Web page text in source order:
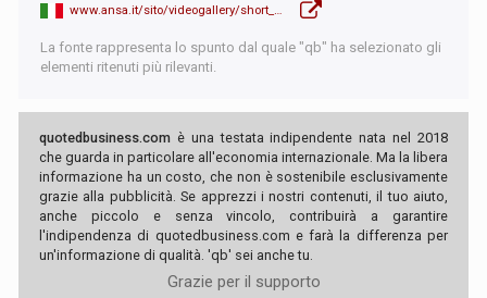
www.ansa.it/sito/videogallery/short_video/2026/02/02/draghi-lordine-globale-ormai-e-defunto-leuropa-sia-federale_a4515efe-982e-4a90-aaa6-79b5bce0917d.html
La fonte rappresenta lo spunto dal quale "qb" ha selezionato gli
elementi ritenuti più rilevanti.
quotedbusiness.com è una testata indipendente nata nel 2018
che guarda in particolare all'economia internazionale. Ma la libera
informazione ha un costo, che non è sostenibile esclusivamente
grazie alla pubblicità. Se apprezzi i nostri contenuti, il tuo aiuto,
anche piccolo e senza vincolo, contribuirà a garantire
l'indipendenza di quotedbusiness.com e farà la differenza per
un'informazione di qualità. 'qb' sei anche tu.
Grazie per il supporto